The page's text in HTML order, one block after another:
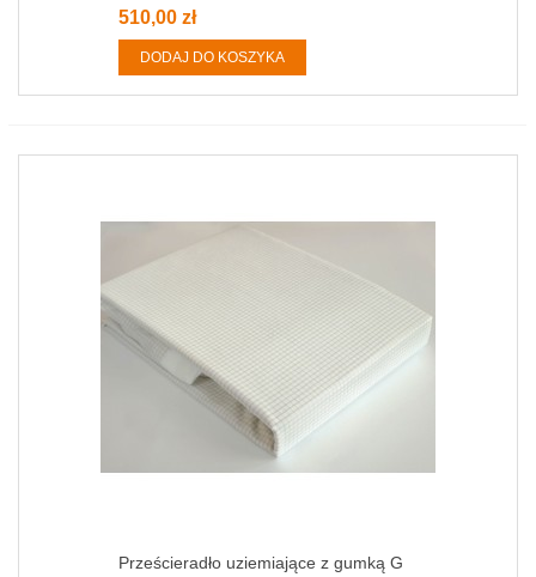
510,00 zł
DODAJ DO KOSZYKA
Prześcieradło uziemiające z gumką G